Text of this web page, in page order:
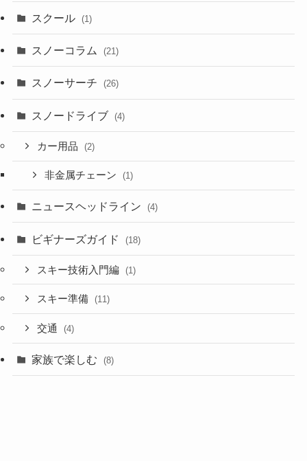
スクール (1)
スノーコラム (21)
スノーサーチ (26)
スノードライブ (4)
カー用品 (2)
非金属チェーン (1)
ニュースヘッドライン (4)
ビギナーズガイド (18)
スキー技術入門編 (1)
スキー準備 (11)
交通 (4)
家族で楽しむ (8)